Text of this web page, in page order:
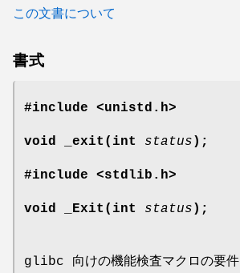
この文書について
書式
#include <unistd.h>
void _exit(int status );
#include <stdlib.h>
void _Exit(int status );
glibc 向けの機能検査マクロの要件